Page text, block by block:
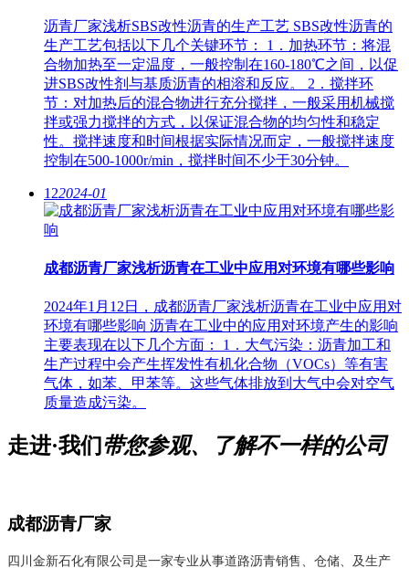
沥青厂家浅析SBS改性沥青的生产工艺 SBS改性沥青的
生产工艺包括以下几个关键环节： 1．加热环节：将混
合物加热至一定温度，一般控制在160-180℃之间，以促
进SBS改性剂与基质沥青的相溶和反应。 2．搅拌环
节：对加热后的混合物进行充分搅拌，一般采用机械搅
拌或强力搅拌的方式，以保证混合物的均匀性和稳定
性。搅拌速度和时间根据实际情况而定，一般搅拌速度
控制在500-1000r/min，搅拌时间不少于30分钟。
122024-01
成都沥青厂家浅析沥青在工业中应用对环境有哪些影响
2024年1月12日，成都沥青厂家浅析沥青在工业中应用对
环境有哪些影响 沥青在工业中的应用对环境产生的影响
主要表现在以下几个方面： 1．大气污染：沥青加工和
生产过程中会产生挥发性有机化合物（VOCs）等有害
气体，如苯、甲苯等。这些气体排放到大气中会对空气
质量造成污染。
走进·我们 带您参观、了解不一样的公司
成都沥青厂家
四川金新石化有限公司是一家专业从事道路沥青销售、仓储、及生产